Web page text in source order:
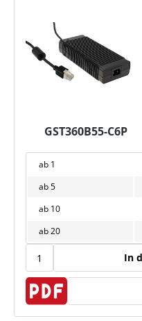
GST360B55-C6P
ab 1
ab5
ab 10
ab20
In